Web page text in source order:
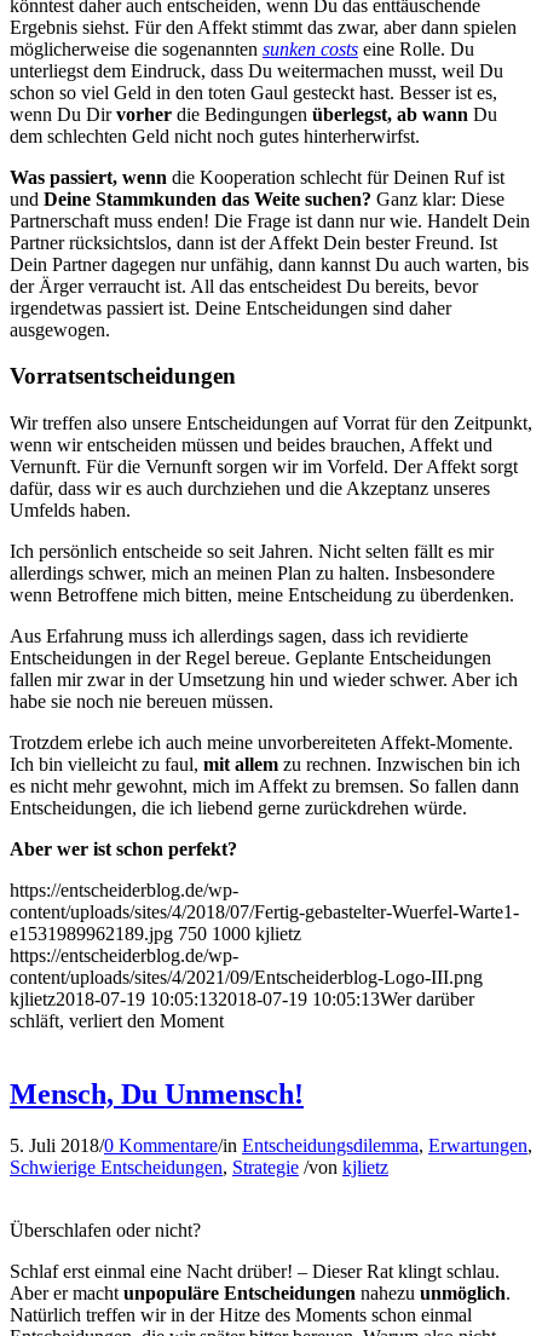
könntest daher auch entscheiden, wenn Du das enttäuschende
Ergebnis siehst. Für den Affekt stimmt das zwar, aber dann spielen
möglicherweise die sogenannten sunken costs eine Rolle. Du
unterliegst dem Eindruck, dass Du weitermachen musst, weil Du
schon so viel Geld in den toten Gaul gesteckt hast. Besser ist es,
wenn Du Dirvorher die Bedingungen überlegst, ab wann Du
dem schlechten Geld nicht noch gutes hinterherwirfst.
Was passiert, wenn die Kooperation schlecht für Deinen Ruf ist
und Deine Stammkunden das Weite suchen? Ganz klar: Diese
Partnerschaft muss enden! Die Frage ist dann nur wie. Handelt Dein
Partner rücksichtslos, dann ist der Affekt Dein bester Freund. Ist
Dein Partner dagegen nur unfähig, dann kannst Du auch warten, bis
der Ärger verraucht ist. All das entscheidest Du bereits, bevor
irgendetwas passiert ist. Deine Entscheidungen sind daher
ausgewogen.
Vorratsentscheidungen
Wir treffen also unsere Entscheidungen auf Vorrat für den Zeitpunkt,
wenn wir entscheiden müssen und beides brauchen, Affekt und
Vernunft. Für die Vernunft sorgen wir im Vorfeld. Der Affekt sorgt
dafür, dass wir es auch durchziehen und die Akzeptanz unseres
Umfelds haben.
Ich persönlich entscheide so seit Jahren. Nicht selten fällt es mir
allerdings schwer, mich an meinen Plan zu halten. Insbesondere
wenn Betroffene mich bitten, meine Entscheidung zu überdenken.
Aus Erfahrung muss ich allerdings sagen, dass ich revidierte
Entscheidungen in der Regel bereue. Geplante Entscheidungen
fallen mir zwar in der Umsetzung hin und wieder schwer. Aber ich
habe sie noch nie bereuen müssen.
Trotzdem erlebe ich auch meine unvorbereiteten Affekt-Momente.
Ich bin vielleicht zu faul, mit allem zu rechnen. Inzwischen bin ich
es nicht mehr gewohnt, mich im Affekt zu bremsen. So fallen dann
Entscheidungen, die ich liebend gerne zurückdrehen würde.
Aber wer ist schon perfekt?
https://entscheiderblog.de/wp-
content/uploads/sites/4/2018/07/Fertig-gebastelter-Wuerfel-Warte1-
e1531989962189.jpg 750 1000 kjlietz
https://entscheiderblog.de/wp-
content/uploads/sites/4/2021/09/Entscheiderblog-Logo-III.png
kjlietz2018-07-19 10:05:132018-07-19 10:05:13Wer darüber
schläft, verliert den Moment
Mensch, Du Unmensch!
5. Juli 2018/0 Kommentare/in Entscheidungsdilemma, Erwartungen,
Schwierige Entscheidungen, Strategie /von kjlietz
Überschlafen oder nicht?
Schlaf erst einmal eine Nacht drüber! – Dieser Rat klingt schlau.
Aber er macht unpopuläre Entscheidungen nahezu unmöglich.
Natürlich treffen wir in der Hitze des Moments schon einmal